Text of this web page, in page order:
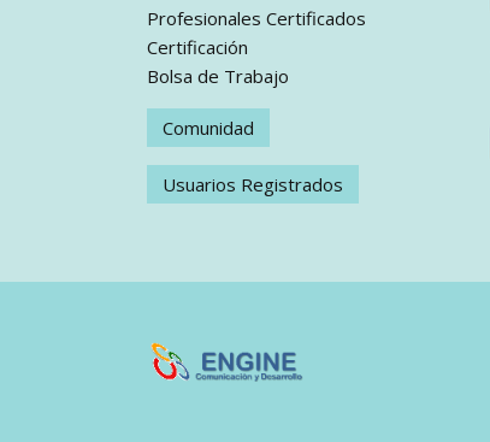
Profesionales Certificados
Certificación
Bolsa de Trabajo
Comunidad
Usuarios Registrados